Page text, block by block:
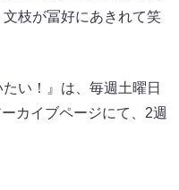
枝が冨好にあきれて笑
い！』は、毎週土曜日
カイブページにて、2週